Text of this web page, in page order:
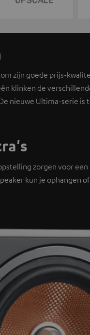
zijn goede prijs-
klinken de
nieuwe Ultima-serie
zorgen voor
kun je ophangen